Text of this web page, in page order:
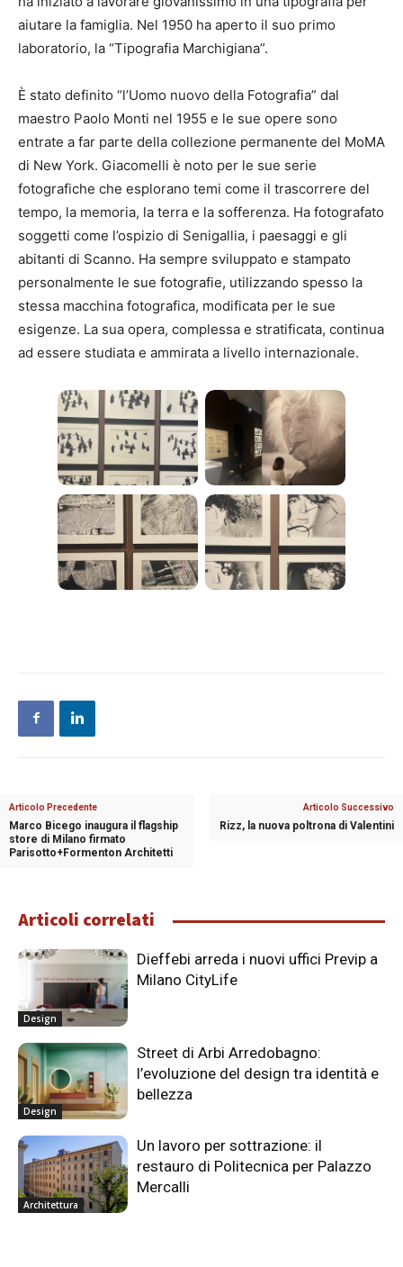
aiutare la famiglia. Nel 1950 ha aperto il suo primo
laboratorio, la “Tipografia Marchigiana”.
È stato definito “l’Uomo nuovo della Fotografia” dal
maestro Paolo Monti nel 1955 e le sue opere sono
entrate a far parte della collezione permanente del MoMA
di New York. Giacomelli è noto per le sue serie
fotografiche che esplorano temi come il trascorrere del
tempo, la memoria, la terra e la sofferenza. Ha fotografato
soggetti come l’ospizio di Senigallia, i paesaggi e gli
abitanti di Scanno. Ha sempre sviluppato e stampato
personalmente le sue fotografie, utilizzando spesso la
stessa macchina fotografica, modificata per le sue
esigenze. La sua opera, complessa e stratificata, continua
ad essere studiata e ammirata a livello internazionale.
Articolo Precedente
Marco Bicego inaugura il flagship
store di Milano firmato
Parisotto+Formenton Architetti
Articolo Successivo
Rizz, la nuova poltrona di Valentini
Articoli correlati
Design
Dieffebi arreda i nuovi uffici Previp a
Milano CityLife
Design
Street di Arbi Arredobagno:
l’evoluzione del design tra identità e
bellezza
Architettura
Un lavoro per sottrazione: il
restauro di Politecnica per Palazzo
Mercalli